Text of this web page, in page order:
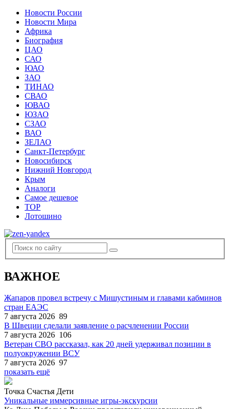
Новости России
Новости Мира
Африка
Биография
ЦАО
САО
ЮАО
ЗАО
ТИНАО
СВАО
ЮВАО
ЮЗАО
СЗАО
ВАО
ЗЕЛАО
Санкт-Петербург
Новосибирск
Нижний Новгород
Крым
Аналоги
Самое дешевое
TOP
Лотошино
ВАЖНОЕ
Жапаров провел встречу с Мишустиным и главами кабминов
стран ЕАЭС
7 августа 2026 89
В Швеции сделали заявление о расчленении России
7 августа 2026 106
Ветеран СВО рассказал, как 20 дней удерживал позиции в
полуокружении ВСУ
7 августа 2026 97
показать ещё
Точка Счастья Дети
Уникальные иммерсивные игры-экскурсии